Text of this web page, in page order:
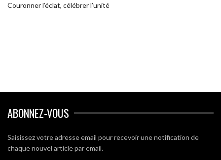
Couronner l’éclat, célébrer l’unité
ABONNEZ-VOUS
Saisissez votre adresse email pour recevoir une notification de
chaque nouvel article par email.